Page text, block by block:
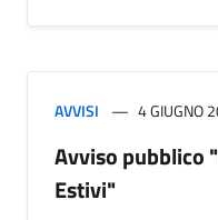
AVVISI 4 GIUGNO
Avviso pubblico
Estivi"